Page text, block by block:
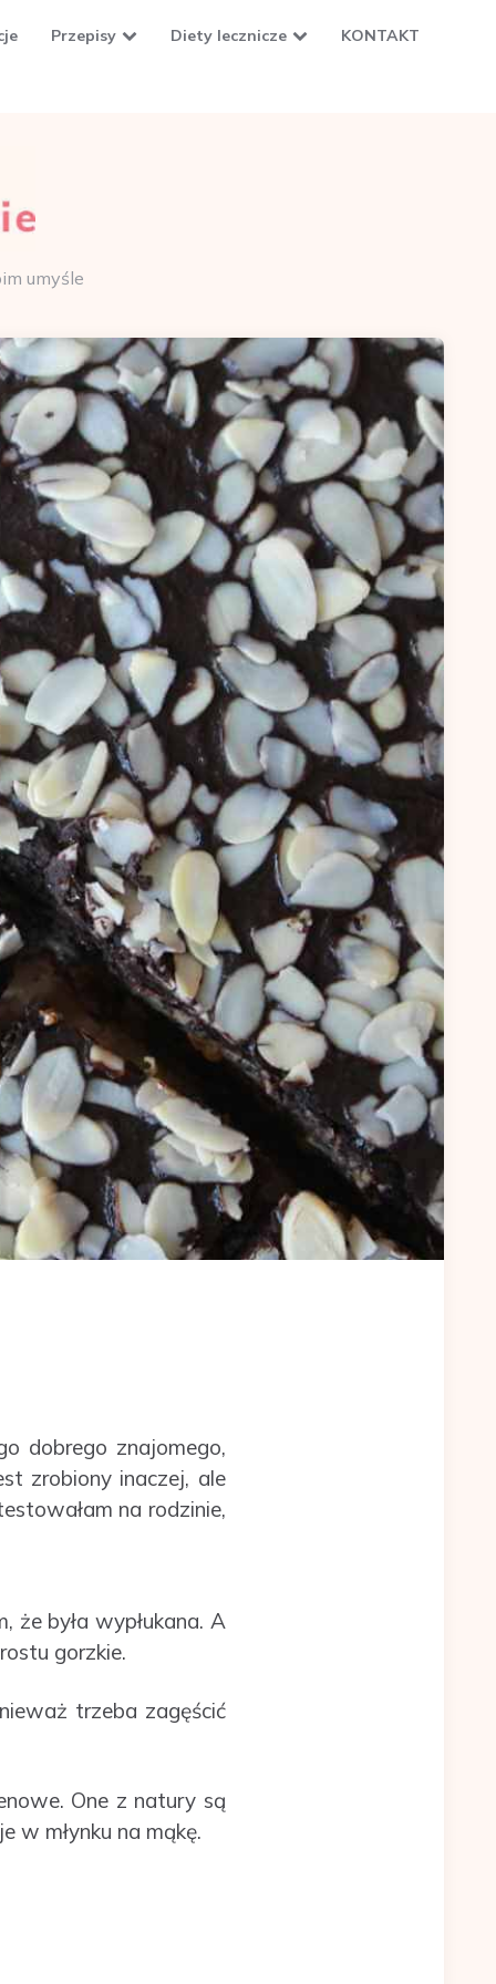
Przepisy Diety lecznicze KONTAKT
umyśle
dobrego znajomego,
zrobiony inaczej, ale
na rodzinie,
że była wypłukana. A
gorzkie.
trzeba zagęścić
One z natury są
w młynku na mąkę.